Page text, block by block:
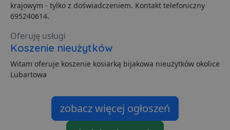
krajowym - tylko z doświadczeniem. Kontakt telefoniczny
695240614.
Oferuję usługi
Koszenie nieużytków
Witam oferuje koszenie kosiarką bijakowa nieużytków okolice
Lubartowa
zobacz więcej ogłoszeń
ban0
lubartow24.pl